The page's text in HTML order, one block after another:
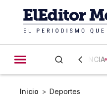
CIENCIA
Inicio > Deportes